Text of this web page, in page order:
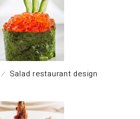
Salad restaurant design